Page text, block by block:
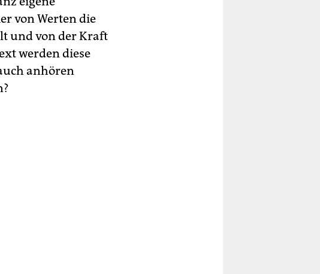
von Werten die
und von der Kraft
werden diese
anhören